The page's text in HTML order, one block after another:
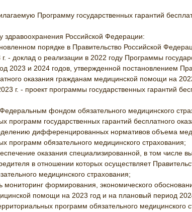
Программу государственных гарантий
здравоохранения Российской Федерации:
порядке в Правительство Российской
- доклад о реализации в 2022 году Программы
2023 и 2024 годов, утвержденной постановлением
оказания гражданам медицинской помощи на
г. - проект программы государственных гарантий
фондом обязательного медицинского
программ государственных гарантий бесплатного
дифференцированных нормативов объема
программ обязательного медицинского страхования;
оказания специализированной, в том числе
в отношении которых осуществляет
медицинского страхования;
мониторинг формирования, экономического
помощи на 2023 год и на плановый период
программ обязательного медицинского